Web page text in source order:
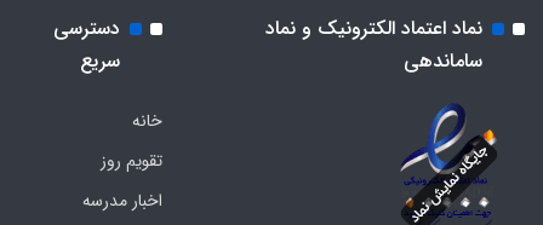
نماد اعتماد الکترونیک و نماد
ساماندهی
دسترسی
سریع
خانه
تقویم روز
اخبار مدرسه